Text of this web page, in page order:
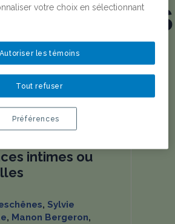
intimes ou
, Sylvie
, Manon Bergeron,
votre choix en sélectionnant
Tout refuser
Autoriser les témoins
Préférences